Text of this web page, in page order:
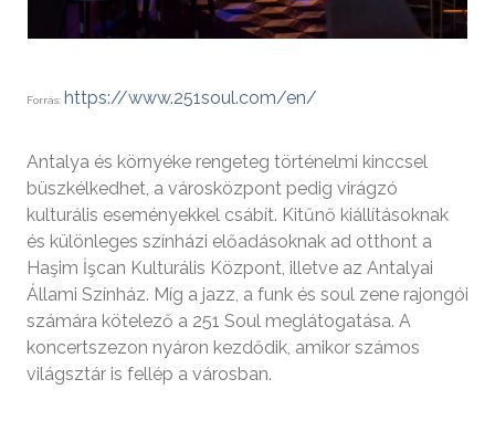
Forrás: https://www.251soul.com/en/
Antalya és környéke rengeteg történelmi kinccsel
büszkélkedhet, a városközpont pedig virágzó
kulturális eseményekkel csábít. Kitűnő kiállításoknak
és különleges színházi előadásoknak ad otthont a
Haşim İşcan Kulturális Központ, illetve az Antalyai
Állami Színház. Míg a jazz, a funk és soul zene rajongói
számára kötelező a 251 Soul meglátogatása. A
koncertszezon nyáron kezdődik, amikor számos
világsztár is fellép a városban.